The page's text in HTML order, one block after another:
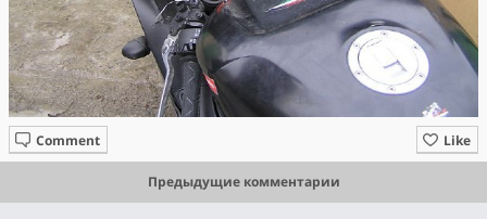
Like
Comment
Предыдущие комментарии